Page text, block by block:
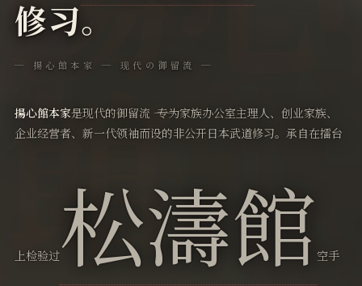
修习。
― 揚心館本家 ― 现代の御留流 ―
揚心館本家是现代的御留流 ―― 专为家族办公室主理人、创业家族、
企业经营者、新一代领袖而设的非公开日本武道修习。承自在擂台
上检验过松濤館空手